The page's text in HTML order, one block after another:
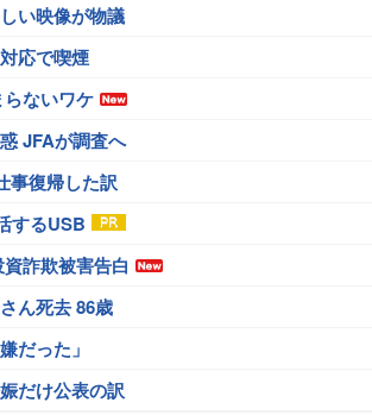
い映像が物議
応で喫煙
ないワケ
JFAが調査へ
事復帰した訳
するUSB
詐欺被害告白
ん死去 86歳
だった」
だけ公表の訳